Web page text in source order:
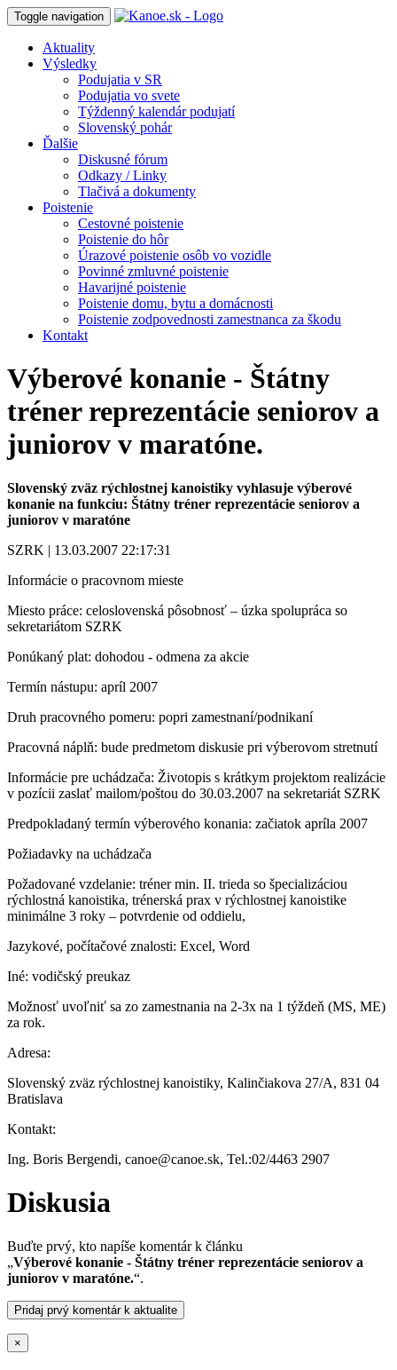
Toggle navigation
Aktuality
Výsledky
Podujatia v SR
Podujatia vo svete
Týždenný kalendár podujatí
Slovenský pohár
Ďalšie
Diskusné fórum
Odkazy / Linky
Tlačivá a dokumenty
Poistenie
Cestovné poistenie
Poistenie do hôr
Úrazové poistenie osôb vo vozidle
Povinné zmluvné poistenie
Havarijné poistenie
Poistenie domu, bytu a domácnosti
Poistenie zodpovednosti zamestnanca za škodu
Kontakt
Výberové konanie - Štátny
tréner reprezentácie seniorov a
juniorov v maratóne.
Slovenský zväz rýchlostnej kanoistiky vyhlasuje výberové
konanie na funkciu: Štátny tréner reprezentácie seniorov a
juniorov v maratóne
SZRK | 13.03.2007 22:17:31
Informácie o pracovnom mieste
Miesto práce: celoslovenská pôsobnosť – úzka spolupráca so
sekretariátom SZRK
Ponúkaný plat: dohodou - odmena za akcie
Termín nástupu: apríl 2007
Druh pracovného pomeru: popri zamestnaní/podnikaní
Pracovná náplň: bude predmetom diskusie pri výberovom stretnutí
Informácie pre uchádzača: Životopis s krátkym projektom realizácie
v pozícii zaslať mailom/poštou do 30.03.2007 na sekretariát SZRK
Predpokladaný termín výberového konania: začiatok apríla 2007
Požiadavky na uchádzača
Požadované vzdelanie: tréner min. II. trieda so špecializáciou
rýchlostná kanoistika, trénerská prax v rýchlostnej kanoistike
minimálne 3 roky – potvrdenie od oddielu,
Jazykové, počítačové znalosti: Excel, Word
Iné: vodičský preukaz
Možnosť uvoľniť sa zo zamestnania na 2-3x na 1 týždeň (MS, ME)
za rok.
Adresa:
Slovenský zväz rýchlostnej kanoistiky, Kalinčiakova 27/A, 831 04
Bratislava
Kontakt:
Ing. Boris Bergendi, canoe@canoe.sk, Tel.:02/4463 2907
Diskusia
Buďte prvý, kto napíše komentár k článku
„Výberové konanie - Štátny tréner reprezentácie seniorov a
juniorov v maratóne.“.
Pridaj prvý komentár k aktualite
×